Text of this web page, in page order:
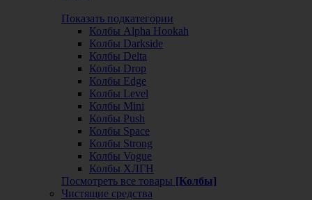
Показать подкатегории
Колбы Alpha Hookah
Колбы Darkside
Колбы Delta
Колбы Drop
Колбы Edge
Колбы Level
Колбы Mini
Колбы Push
Колбы Space
Колбы Strong
Колбы Vogue
Колбы ХЛГН
Посмотреть все товары [Колбы]
Чистящие средства